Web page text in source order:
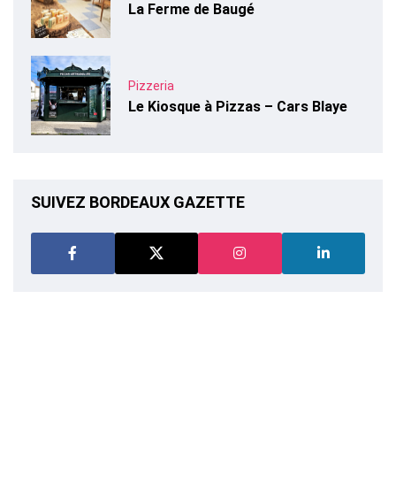
La Ferme de Baugé
Pizzeria
Le Kiosque à Pizzas – Cars Blaye
SUIVEZ BORDEAUX GAZETTE